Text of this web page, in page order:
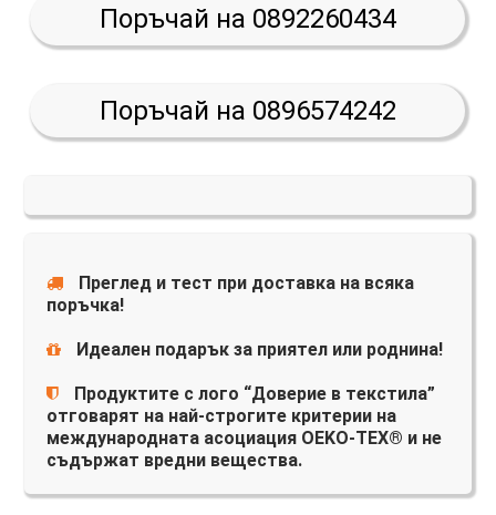
Поръчай на 0892260434
Поръчай на 0896574242
Преглед и тест при доставка на всяка
поръчка!
Идеален подарък за приятел или роднина!
Продуктите с лого “Доверие в текстила”
отговарят на най-строгите критерии на
международната асоциация OEKO-TEX® и не
съдържат вредни вещества.